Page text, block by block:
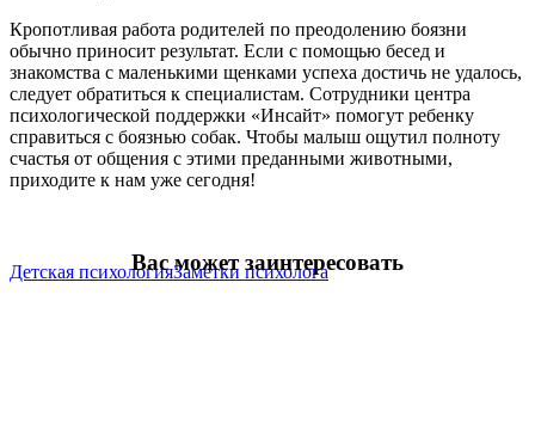
Кропотливая работа родителей по преодолению боязни
обычно приносит результат. Если с помощью бесед и
знакомства с маленькими щенками успеха достичь не удалось,
следует обратиться к специалистам. Сотрудники центра
психологической поддержки «Инсайт» помогут ребенку
справиться с боязнью собак. Чтобы малыш ощутил полноту
счастья от общения с этими преданными животными,
приходите к нам уже сегодня!
Вас может заинтересовать
Детская психологияЗаметки психолога